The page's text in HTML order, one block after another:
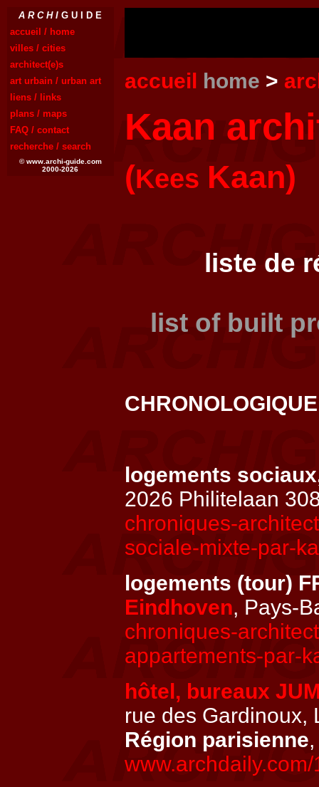
A R C H I G U I D E
accueil / home
villes / cities
architect(e)s
art urbain / urban art
liens / links
plans / maps
FAQ / contact
recherche / search
© www.archi-guide.com
2000-2026
accueil home >
Kaan
(Kees Kaan)
liste de
list of built
logements
2026 Philitelaan
chroniques-
sociale-mixte-par-
logements (tour)
Eindhoven, Pays-
chroniques-
appartements-par-
hôtel, bureaux
rue des
Région parisienne